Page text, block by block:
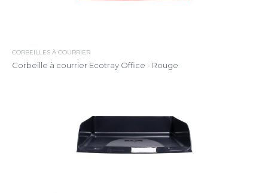
CORBEILLES À COURRIER
Corbeille à courrier Ecotray Office - Rouge